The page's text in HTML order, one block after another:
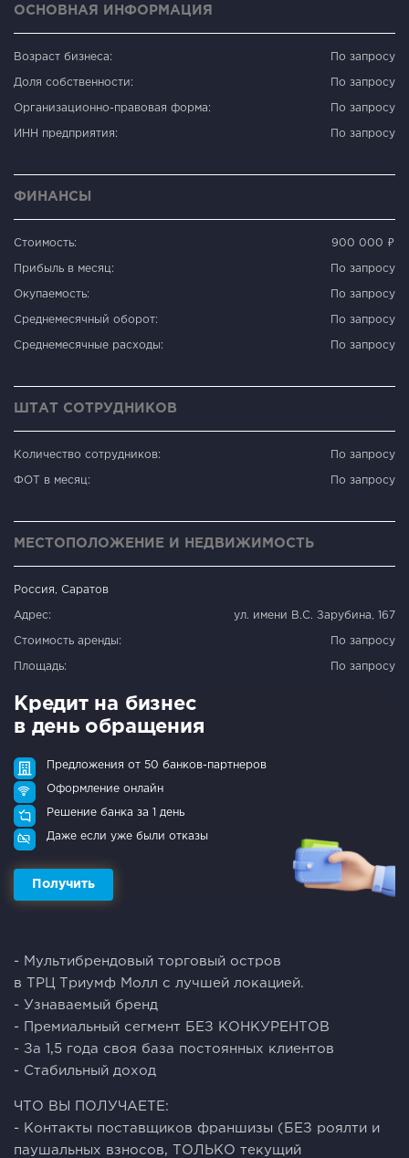
ОСНОВНАЯ ИНФОРМАЦИЯ
Возраст бизнеса: По запросу
Доля собственности: По запросу
Организационно-правовая форма: По запросу
ИНН предприятия: По запросу
ФИНАНСЫ
Стоимость: 900 000 ₽
Прибыль в месяц: По запросу
Окупаемость: По запросу
Среднемесячный оборот: По запросу
Среднемесячные расходы: По запросу
ШТАТ СОТРУДНИКОВ
Количество сотрудников: По запросу
ФОТ в месяц: По запросу
МЕСТОПОЛОЖЕНИЕ И НЕДВИЖИМОСТЬ
Россия, Саратов
Адрес: ул. имени В.С. Зарубина, 167
Стоимость аренды: По запросу
Площадь: По запросу
Кредит на бизнес
в день обращения
Предложения от 50 банков-партнеров
Оформление онлайн
Решение банка за 1 день
Даже если уже были отказы
Получить
- Мультибрендовый торговый остров
в ТРЦ Триумф Молл с лучшей локацией.
- Узнаваемый бренд
- Премиальный сегмент БЕЗ КОНКУРЕНТОВ
- За 1,5 года своя база постоянных клиентов
- Стабильный доход
ЧТО ВЫ ПОЛУЧАЕТЕ:
- Контакты поставщиков франшизы (БЕЗ роялти и
паушальных взносов, ТОЛЬКО текущий